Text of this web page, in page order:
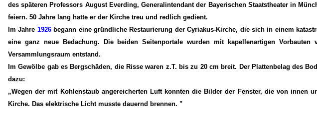
des späteren Professors August Everding, Generalintendant der Bayerischen Staatstheater in
feiern. 50 Jahre lang hatte er der Kirche treu und redlich gedient.
Im Jahre 1926begann eine gründliche Restaurierung der Cyriakus-Kirche, die sich in einem
eine ganz neue Bedachung. Die beiden Seitenportale wurden mit kapellenartigen
Versammlungsraum entstand.
Im Gewölbe gab es Bergschäden, die Risse waren z.T. bis zu 20 cm breit. Der Plattenbelag des
dazu:
„Wegen der mit Kohlenstaub angereicherten Luft konnten die Bilder der Fenster, die von
Kirche. Das elektrische Licht musste dauernd brennen. "